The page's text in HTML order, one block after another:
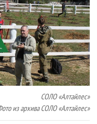
СОЛО «Алтайлес»
из архива СОЛО «Алтайлес»